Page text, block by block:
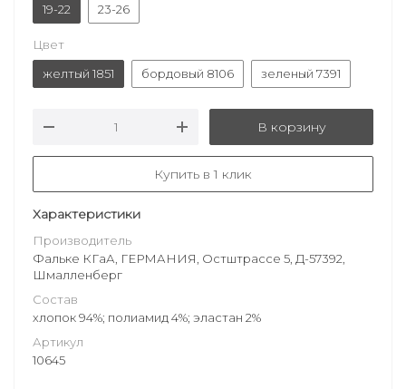
19-22
23-26
Цвет
желтый 1851
бордовый 8106 зеленый 7391
В корзину
Купить в 1 клик
Характеристики
Производитель
Фальке КГаА, ГЕРМАНИЯ, Остштрассе 5, Д-57392,
Шмалленберг
Состав
хлопок 94%; полиамид 4%; эластан 2%
Артикул
10645